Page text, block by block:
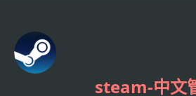
steam-中文